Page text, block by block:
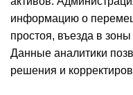
информацию о
простоя, въезда в
Данные аналитики
решения и